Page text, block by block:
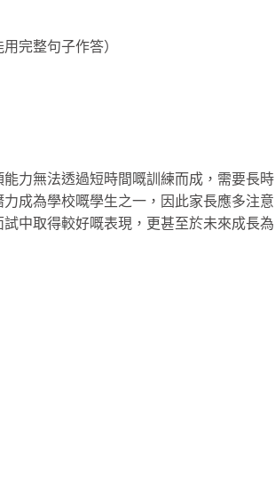
完整句子作答）
力無法透過短時間嘅訓練而成，需要長時
成為學校嘅學生之一，因此家長應多注意
中取得較好嘅表現，更甚至於未來成長為